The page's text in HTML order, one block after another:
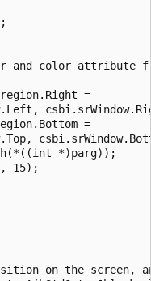
and color attribute
=
=
*)parg));
15);
on the screen,